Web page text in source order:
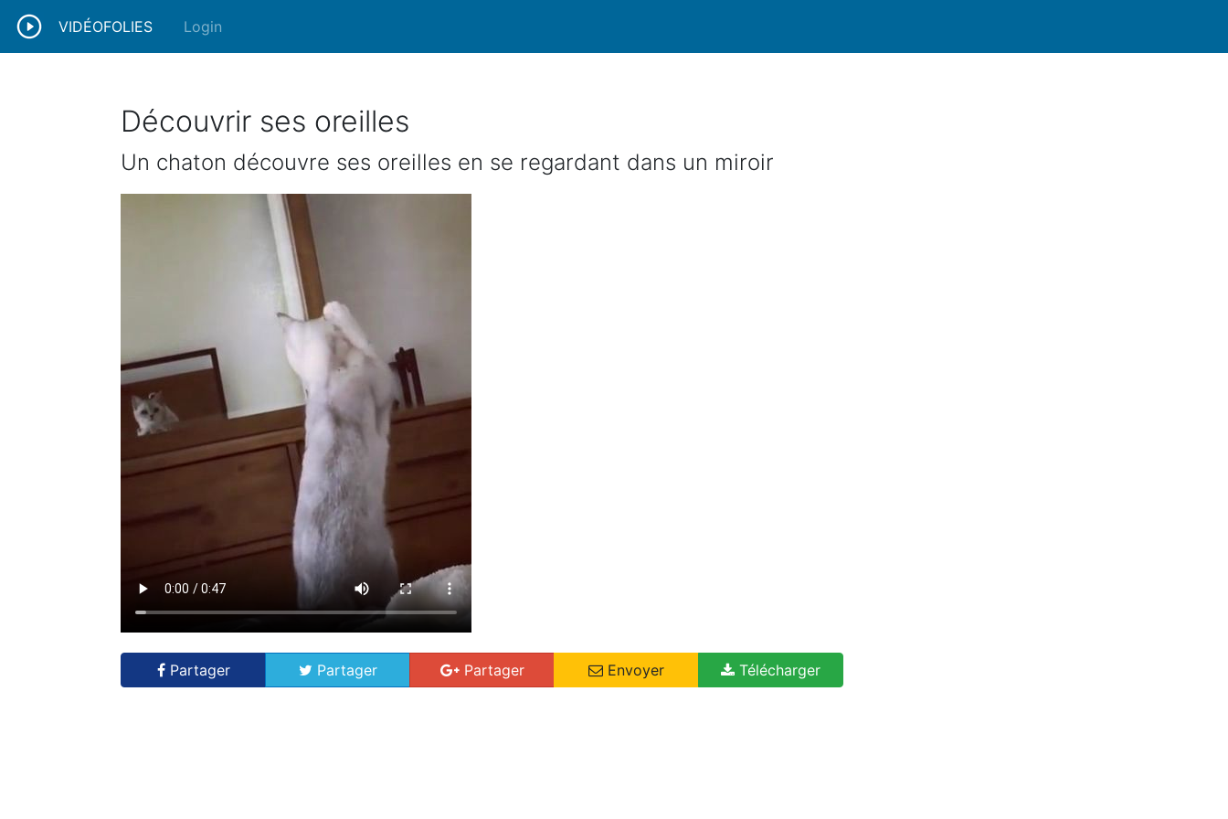
VIDÉOFOLIES Login
Découvrir ses oreilles
Un chaton découvre ses oreilles en se regardant dans un miroir
Partager Partager Partager Envoyer Télécharger